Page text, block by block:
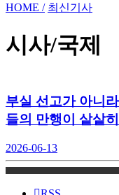
HOME / 최신기사
시사/국제
부실 선고가 아니
들의 만행이 샅샅
2026-06-13